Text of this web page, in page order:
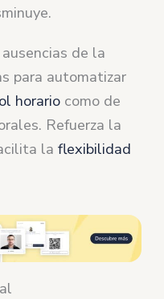
de la
para automatizar
horario como de
Refuerza la
laflexibilidad